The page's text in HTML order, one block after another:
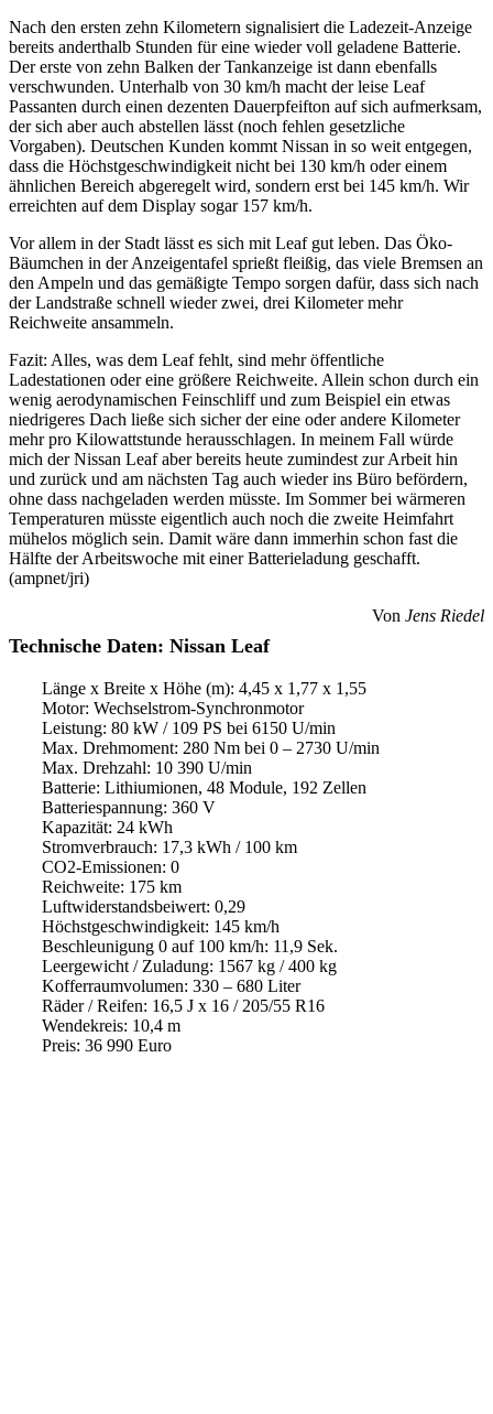
Nach den ersten zehn Kilometern signalisiert die Ladezeit-Anzeige
bereits anderthalb Stunden für eine wieder voll geladene Batterie.
Der erste von zehn Balken der Tankanzeige ist dann ebenfalls
verschwunden. Unterhalb von 30 km/h macht der leise Leaf
Passanten durch einen dezenten Dauerpfeifton auf sich aufmerksam,
der sich aber auch abstellen lässt (noch fehlen gesetzliche
Vorgaben). Deutschen Kunden kommt Nissan in so weit entgegen,
dass die Höchstgeschwindigkeit nicht bei 130 km/h oder einem
ähnlichen Bereich abgeregelt wird, sondern erst bei 145 km/h. Wir
erreichten auf dem Display sogar 157 km/h.
Vor allem in der Stadt lässt es sich mit Leaf gut leben. Das Öko-
Bäumchen in der Anzeigentafel sprießt fleißig, das viele Bremsen an
den Ampeln und das gemäßigte Tempo sorgen dafür, dass sich nach
der Landstraße schnell wieder zwei, drei Kilometer mehr
Reichweite ansammeln.
Fazit: Alles, was dem Leaf fehlt, sind mehr öffentliche
Ladestationen oder eine größere Reichweite. Allein schon durch ein
wenig aerodynamischen Feinschliff und zum Beispiel ein etwas
niedrigeres Dach ließe sich sicher der eine oder andere Kilometer
mehr pro Kilowattstunde herausschlagen. In meinem Fall würde
mich der Nissan Leaf aber bereits heute zumindest zur Arbeit hin
und zurück und am nächsten Tag auch wieder ins Büro befördern,
ohne dass nachgeladen werden müsste. Im Sommer bei wärmeren
Temperaturen müsste eigentlich auch noch die zweite Heimfahrt
mühelos möglich sein. Damit wäre dann immerhin schon fast die
Hälfte der Arbeitswoche mit einer Batterieladung geschafft.
(ampnet/jri)
Von Jens Riedel
Technische Daten: Nissan Leaf
Länge x Breite x Höhe (m): 4,45 x 1,77 x 1,55
Motor: Wechselstrom-Synchronmotor
Leistung: 80 kW / 109 PS bei 6150 U/min
Max. Drehmoment: 280 Nm bei 0 – 2730 U/min
Max. Drehzahl: 10 390 U/min
Batterie: Lithiumionen, 48 Module, 192 Zellen
Batteriespannung: 360 V
Kapazität: 24 kWh
Stromverbrauch: 17,3 kWh / 100 km
CO2-Emissionen: 0
Reichweite: 175 km
Luftwiderstandsbeiwert: 0,29
Höchstgeschwindigkeit: 145 km/h
Beschleunigung 0 auf 100 km/h: 11,9 Sek.
Leergewicht / Zuladung: 1567 kg / 400 kg
Kofferraumvolumen: 330 – 680 Liter
Räder / Reifen: 16,5 J x 16 / 205/55 R16
Wendekreis: 10,4 m
Preis: 36 990 Euro